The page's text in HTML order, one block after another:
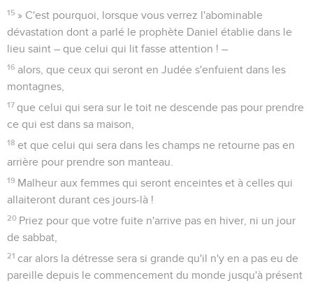
15 » C'est pourquoi, lorsque vous verrez l'abominable
dévastation dont a parlé le prophète Daniel établie dans le
lieu saint – que celui qui lit fasse attention ! –
16 alors, que ceux qui seront en Judée s'enfuient dans les
montagnes,
17 que celui qui sera sur le toit ne descende pas pour prendre
ce qui est dans sa maison,
18 et que celui qui sera dans les champs ne retourne pas en
arrière pour prendre son manteau.
19 Malheur aux femmes qui seront enceintes et à celles qui
allaiteront durant ces jours-là !
20 Priez pour que votre fuite n'arrive pas en hiver, ni un jour
de sabbat,
21 car alors la détresse sera si grande qu'il n'y en a pas eu de
pareille depuis le commencement du monde jusqu'à présent